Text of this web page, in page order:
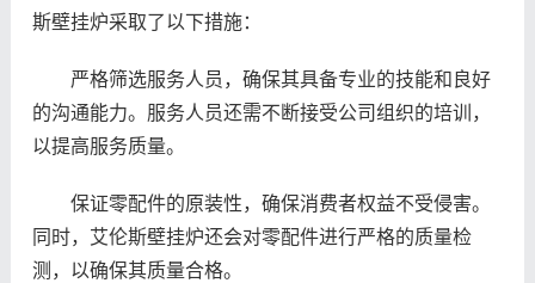
斯壁挂炉采取了以下措施：
严格筛选服务人员，确保其具备专业的技能和良好
的沟通能力。服务人员还需不断接受公司组织的培训，
以提高服务质量。
保证零配件的原装性，确保消费者权益不受侵害。
同时，艾伦斯壁挂炉还会对零配件进行严格的质量检
测，以确保其质量合格。